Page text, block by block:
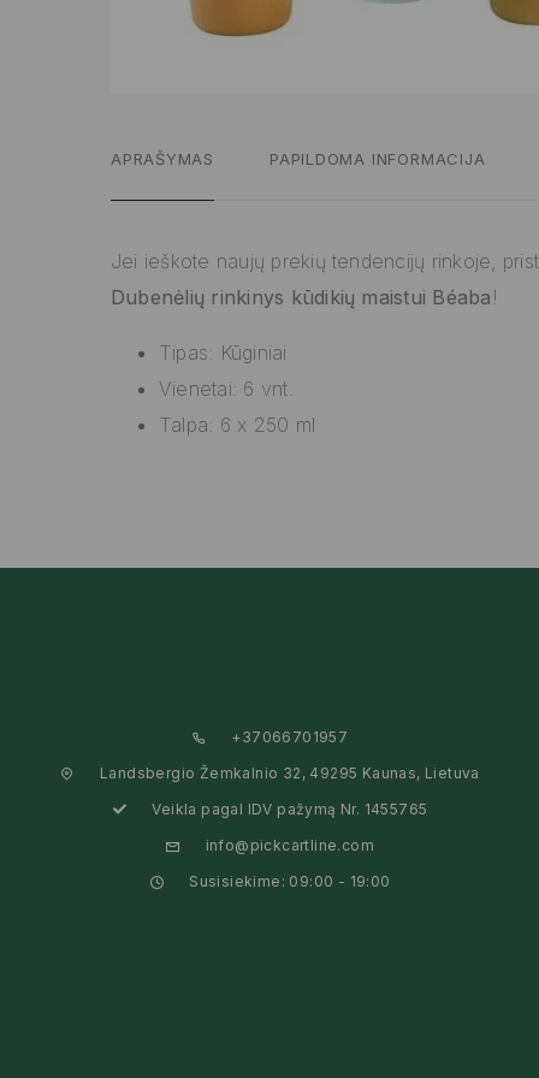
APRAŠYMAS PAPILDOMA INFORMACIJA
Jei ieškote naujų prekių tendencijų rinkoje,
Dubenėlių rinkinys kūdikių maistui Béaba !
Tipas: Kūginiai
Vienetai: 6 vnt.
Talpa: 6 x 250 ml
+37066701957
Landsbergio Žemkalnio 32, 49295 Kaunas, Lietuva
Veikla pagal IDV pažymą Nr. 1455765
info@pickcartline.com
Susisiekime: 09:00 - 19:00